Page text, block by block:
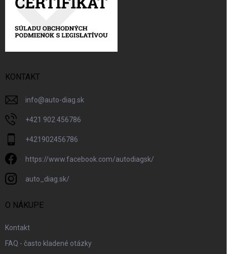
KONTAKT
info@auto-diag.sk
+421 902 456786
+421902456786
https://www.facebook.com/autodiagsk/
auto_diag.sk/
O NÁKUPE
Kontakt
FAQ - často kladené otázky